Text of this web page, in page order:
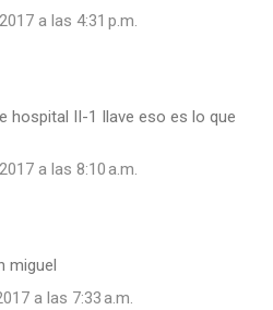
a las 4:31 p.m.
hospital II-1 Ilave eso es lo que
a las 8:10 a.m.
miguel
a las 7:33 a.m.